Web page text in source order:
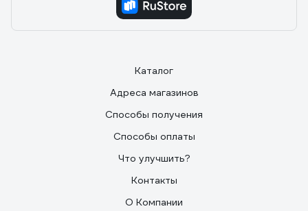
Каталог
Адреса магазинов
Способы получения
Способы оплаты
Что улучшить?
Контакты
О Компании